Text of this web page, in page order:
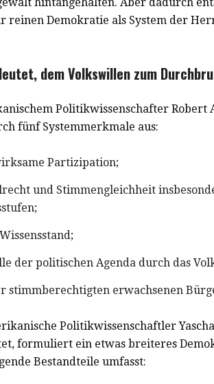
hintangehalten. Aber dadurch
reinen Demokratie als System der
dem Volkswillen zum
Politikwissenschafter Robert
fünf Systemmerkmale aus:
Partizipation;
und Stimmengleichheit
der politischen Agenda durch das
stimmberechtigten erwachsenen
Politikwissenschaftler
formuliert ein etwas breiteres
Bestandteile umfasst: